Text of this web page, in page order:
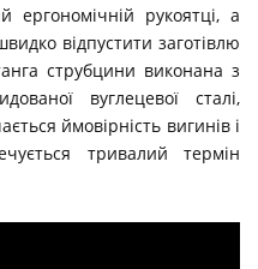
ергономічній рукоятці, а
відпустити заготівлю
струбцини виконана з
вуглецевої сталі,
ймовірність вигинів і
тривалий термін